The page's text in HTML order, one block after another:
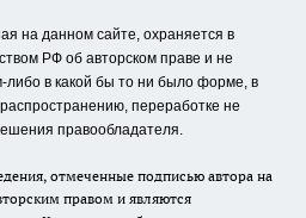
на данном сайте, охраняется в
РФ об авторском праве и не
либо в какой бы то ни было форме, в
переработке не
правообладателя.
отмеченные подписью автора на
правом и являются